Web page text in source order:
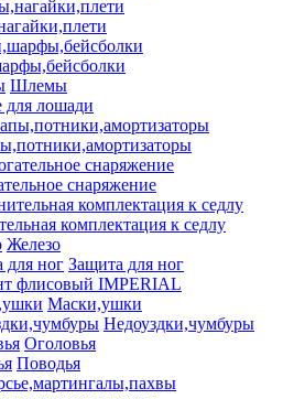
Шлемы
для лошади
снаряжение
комплектация к седлу
Железо
Защита для ног
флисовый IMPERIAL
Маски,ушки
Недоуздки,чумбуры
Оголовья
Поводья